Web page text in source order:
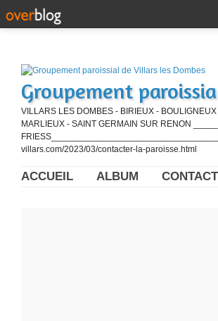
Groupement
VILLARS LES DOMBES - BIRIEUX -
MARLIEUX - SAINT GERMAIN SUR RENON
villars.com/2023/03/contacter-la-paroisse.html
ACCUEIL ALBUM CONTACT